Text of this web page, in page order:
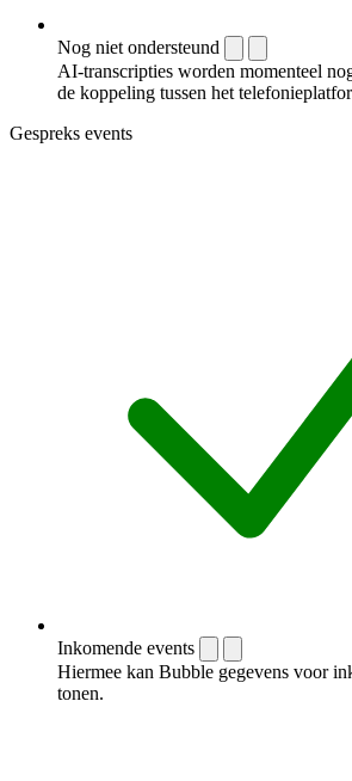
Nog niet ondersteund
AI-transcripties worden momenteel
de koppeling tussen het
Gespreks events
Inkomende events
Hiermee kan Bubble gegevens voor
tonen.